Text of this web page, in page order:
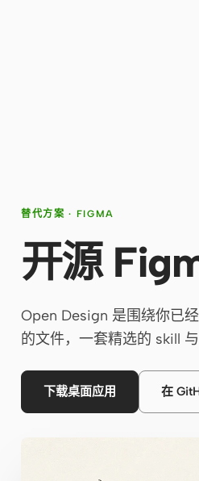
替代方案 · FIGMA
开源
Open Design 是围绕你已
的文件，一套精选的 skill 与
下载桌面应用 在